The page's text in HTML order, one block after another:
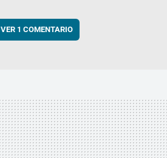
VER 1 COMENTARIO